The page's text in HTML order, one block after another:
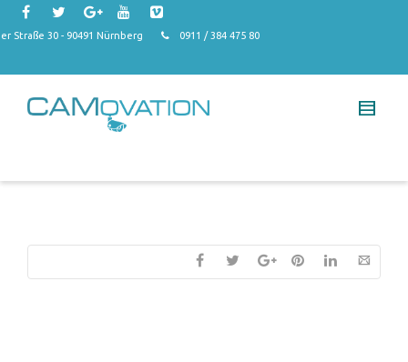
Straße 30 - 90491 Nürnberg 0911 / 384 475 80